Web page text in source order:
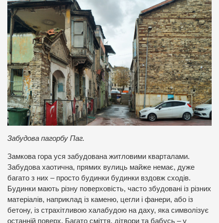
Забудова пагорбу Паг.
Замкова гора уся забудована житловими кварталами.
Забудова хаотична, прямих вулиць майже немає, дуже
багато з них – просто будинки будинки вздовж сходів.
Будинки мають різну поверховість, часто збудовані із різних
матеріалів, наприклад із каменю, цегли і фанери, або із
бетону, із страхітливою халабудою на даху, яка символізує
останній поверх. Багато сміття, дітвори та бабусь – у